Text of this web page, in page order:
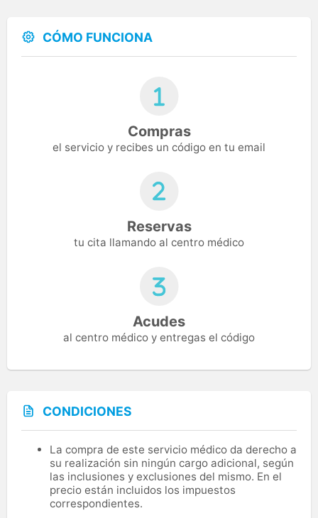
CÓMO FUNCIONA
Compras
el servicio y recibes un código en tu email
Reservas
tu cita llamando al centro médico
Acudes
al centro médico y entregas el código
CONDICIONES
La compra de este servicio médico da derecho a
su realización sin ningún cargo adicional, según
las inclusiones y exclusiones del mismo. En el
precio están incluidos los impuestos
correspondientes.